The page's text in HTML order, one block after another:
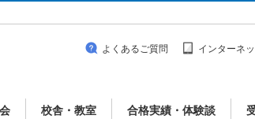
校舎・教室 合格実績・体験談
よくあるご質問 インターネ